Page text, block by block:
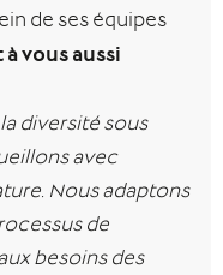
de ses équipes
à vous aussi
diversité sous
avec
Nous adaptons
de
besoins des